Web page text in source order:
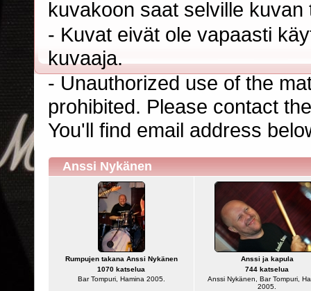
kuvakoon saat selville
- Kuvat eivät ole vapaasti
kuvaaja.
- Unauthorized use of the
prohibited. Please contact
You'll find email address
Anssi Nykänen
Rumpujen takana Anssi Nykänen
1070 katselua
Bar Tompuri, Hamina 2005.
Anssi ja kapula
744 katselua
Anssi Nykänen, Bar Tompuri,
2005.